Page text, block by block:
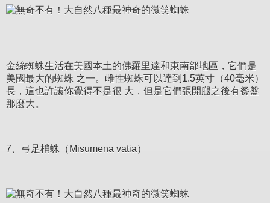
金絲蜘蛛生活在美國本土的佛羅里達和東南部地區，它們是
美國最大的蜘蛛 之一。雌性蜘蛛可以達到1.5英寸（40毫米）
長，這也許讓你覺得不是很 大，但是它們張開腿之後有餐盤
那麼大。
7、弓足梢蛛（Misumena vatia）